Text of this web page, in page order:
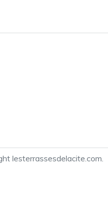
lesterrassesdelacite.com.